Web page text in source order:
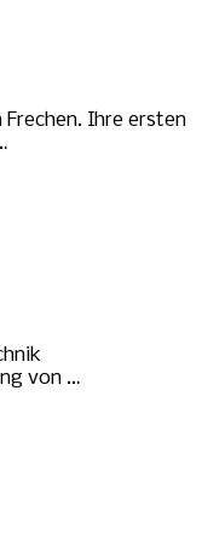
Ihre ersten
von …